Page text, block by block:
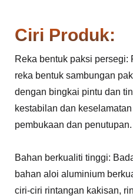
Ciri Produk:
Reka bentuk paksi persegi:
reka bentuk sambungan
dengan bingkai pintu dan
kestabilan dan
pembukaan dan penutupan.
Bahan berkualiti tinggi:
bahan aloi aluminium
ciri-ciri rintangan kakisan,